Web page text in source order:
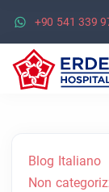
+90 541 339
Blog Italiano
Non